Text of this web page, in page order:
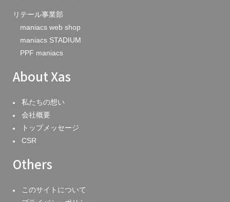
リテール事業部
maniacs web shop
maniacs STADIUM
PPF maniacs
About Xas
私たちの想い
会社概要
トップメッセージ
CSR
Others
このサイトについて